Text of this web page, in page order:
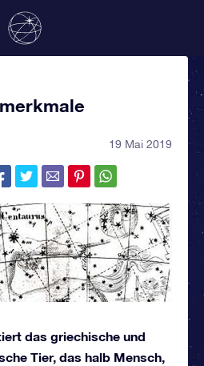
19 Mai 2019
das griechische und
Tier, das halb Mensch,